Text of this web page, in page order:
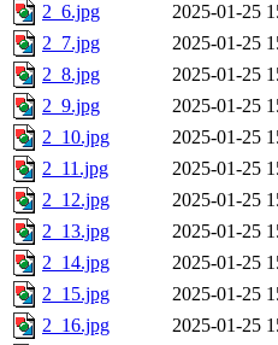
2_6.jpg
2025-01-25
2_7.jpg
2025-01-25
2_8.jpg
2025-01-25
2_9.jpg
2025-01-25
2_10.jpg
2025-01-25
2_11.jpg
2025-01-25
2_12.jpg
2025-01-25
2_13.jpg
2025-01-25
2_14.jpg
2025-01-25
2_15.jpg
2025-01-25
2_16.jpg
2025-01-25